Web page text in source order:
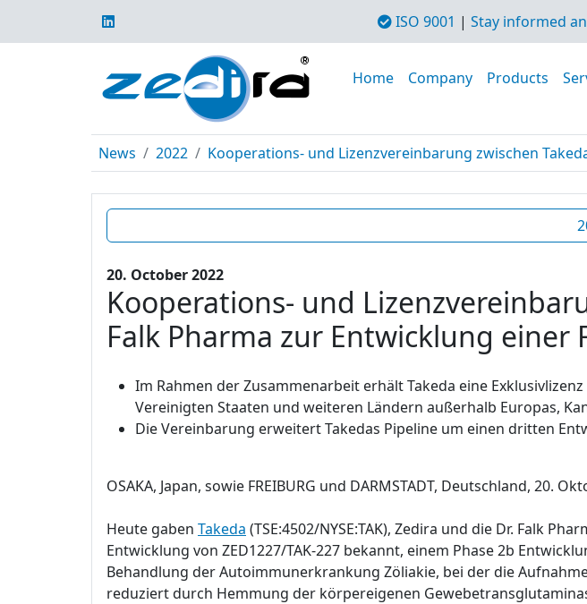
ISO 9001 | Stay informed
Home Company Products
News 2022 Kooperations- und Lizenzvereinbarung zwischen
20. October 2022
Kooperations- und
Falk Pharma zur Entwicklung einer
Im Rahmen der Zusammenarbeit erhält Takeda eine
Vereinigten Staaten und weiteren Ländern außerhalb Europas,
Die Vereinbarung erweitert Takedas Pipeline um einen dritten
OSAKA, Japan, sowie FREIBURG und DARMSTADT, Deutschland, 20.
Heute gaben Takeda (TSE:4502/NYSE:TAK), Zedira und die Dr. Falk
Entwicklung von ZED1227/TAK-227 bekannt, einem Phase 2b
Behandlung der Autoimmunerkrankung Zöliakie, bei der die
reduziert durch Hemmung der körpereigenen